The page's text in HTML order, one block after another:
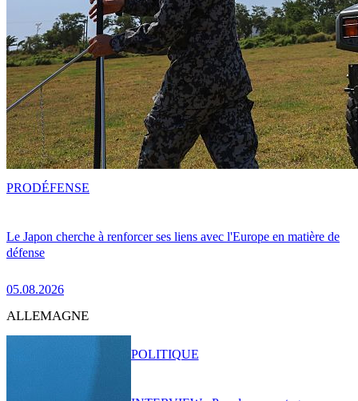
Le Japon cherche à renforcer ses liens avec l'Europe en matière de
défense
05.08.2026
PRODÉFENSE
ALLEMAGNE
POLITIQUE